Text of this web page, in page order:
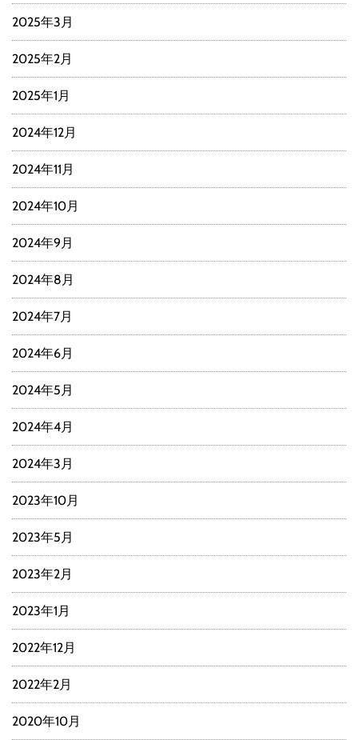
2025年3月
2025年2月
2025年1月
2024年12月
2024年11月
2024年10月
2024年9月
2024年8月
2024年7月
2024年6月
2024年5月
2024年4月
2024年3月
2023年10月
2023年5月
2023年2月
2023年1月
2022年12月
2022年2月
2020年10月